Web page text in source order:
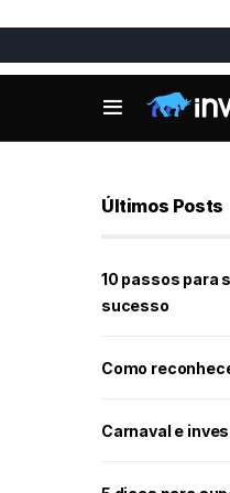
Últimos Posts
10 passos para
sucesso
Como
Carnaval e